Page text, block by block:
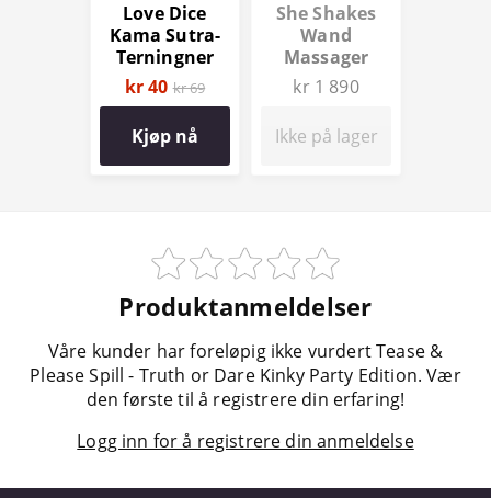
Love Dice
Kama Sutra-
Terningner
kr 40 kr 69
Kjøp nå
She Shakes
Wand
Massager
kr 1 890
Ikke på lager
Produktanmeldelser
Våre kunder har foreløpig ikke vurdert Tease &
Please Spill - Truth or Dare Kinky Party Edition. Vær
den første til å registrere din erfaring!
Logg inn for å registrere din anmeldelse